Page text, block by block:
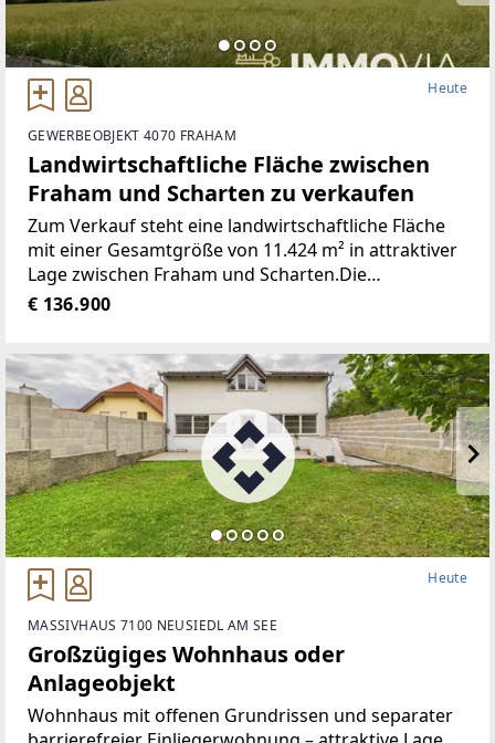
Heute
GEWERBEOBJEKT 4070 FRAHAM
Landwirtschaftliche Fläche zwischen
Fraham und Scharten zu verkaufen
Zum Verkauf steht eine landwirtschaftliche Fläche
mit einer Gesamtgröße von 11.424 m² in attraktiver
Lage zwischen Fraham und Scharten.Die
Liegenschaft wurde ursprünglich als Ackerfläche
€ 136.900
Heute
MASSIVHAUS 7100 NEUSIEDL AM SEE
Großzügiges Wohnhaus oder
Anlageobjekt
Wohnhaus mit offenen Grundrissen und separater